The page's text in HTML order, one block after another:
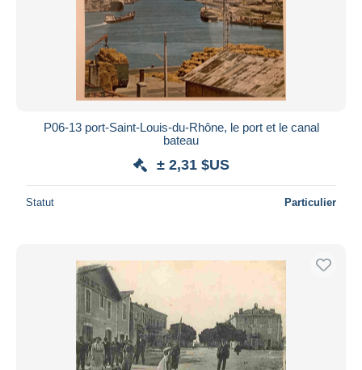
P06-13 port-Saint-Louis-du-Rhône, le port et le canal
bateau
± 2,31 $US
Statut Particulier